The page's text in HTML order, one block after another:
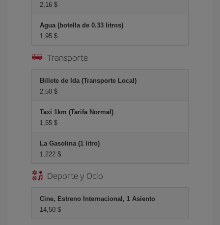
2,16 $
Agua (botella de 0.33 litros)
1,95 $
Transporte
Billete de Ida (Transporte Local)
2,50 $
Taxi 1km (Tarifa Normal)
1,55 $
La Gasolina (1 litro)
1,222 $
Deporte y Ocio
Cine, Estreno Internacional, 1 Asiento
14,50 $